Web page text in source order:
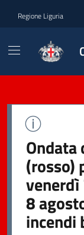
Regione Liguria
(rosso)
venerdì
8
incendi